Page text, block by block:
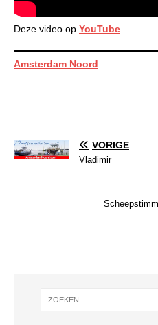
Deze video op YouTube
Amsterdam Noord
VORIGE
Vladimir